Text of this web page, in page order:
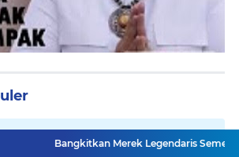
Suharto Gelar
Merek Legendaris Semen Kujang, SIG